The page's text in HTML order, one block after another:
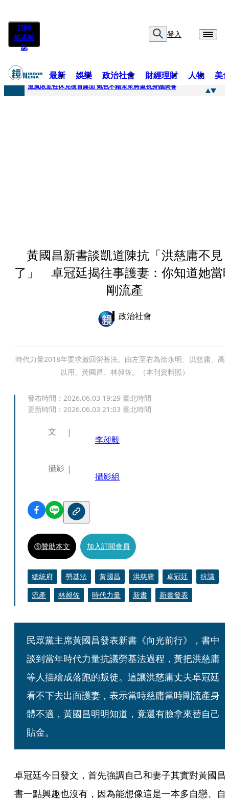
訂閱
紙本雜
誌
登入
最新 娛樂 政治社會 財經理財 人物 美
快訊
溫嵐敗血性休克後首露面 氣色不錯未來將重視身體調養
黃國昌新書談凱道陳抗「洪慈庸不見
了」 卓冠廷揭往事護妻：你知道她當
剛流產
政治社會
時代力量2018年要求撤回勞基法。由左至右為徐永明、洪慈庸、高
以用、黃國昌、林昶佐。（本刊資料照）
發布時間： 2026.06.03 19:29 臺北時間
更新時間： 2026.06.03 21:03 臺北時間
文
李昶毅
攝影
攝影組
贊助本文 加入訂閱會員
總統府 勞基法 黃國昌 洪慈庸 卓冠廷
抗議
流產
林昶佐 時代力量 新書 新書發表
民眾黨主席黃國昌發表新書《向光前行》，書中
談到當年時代力量抗議勞基法過程，黃把洪慈庸
等人描繪成落跑的叛徒。這讓洪慈庸丈夫卓冠廷
看不下去出面護妻，表示當時慈庸當時剛流產身
體不適，黃國昌明明知道，竟還有臉拿來替自己
貼金。
卓冠廷今日發文，首先強調自己和妻子其實對黃國昌
書一點興趣也沒有，因為能想像這是一本多自戀、自